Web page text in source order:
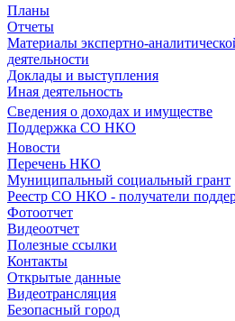
Планы
Отчеты
Материалы экспертно-
деятельности
Доклады и выступления
Иная деятельность
Сведения о доходах и имуществе
Поддержка СО НКО
Новости
Перечень НКО
Муниципальный социальный грант
Реестр СО НКО - получатели
Фотоотчет
Видеоотчет
Полезные ссылки
Контакты
Открытые данные
Видеотрансляция
Безопасный город